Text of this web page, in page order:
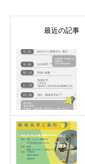
最近の記事